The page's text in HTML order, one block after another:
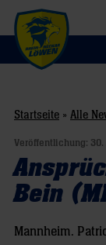
Startseite » Alle
Veröffentlichung: 30.
Bein
Mannheim.